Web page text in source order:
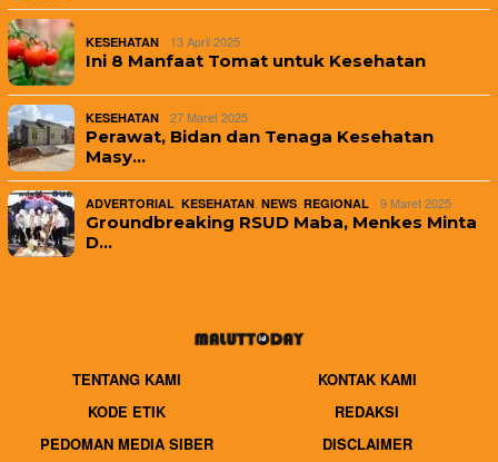
KESEHATAN 13 April 2025
Ini 8 Manfaat Tomat untuk Kesehatan
KESEHATAN 27 Maret 2025
Perawat, Bidan dan Tenaga Kesehatan
Masy…
ADVERTORIAL KESEHATAN NEWS REGIONAL 9 Maret 2025
Groundbreaking RSUD Maba, Menkes Minta
D…
TENTANG KAMI
KONTAK KAMI
KODE ETIK
REDAKSI
PEDOMAN MEDIA SIBER
DISCLAIMER